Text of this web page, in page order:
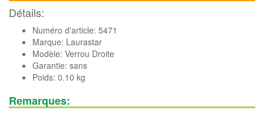
Détails:
Numéro d'article: 5471
Marque: Laurastar
Modèle: Verrou Droite
Garantie: sans
Poids: 0.10 kg
Remarques: